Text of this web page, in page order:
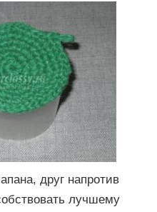
друг напротив
лучшему